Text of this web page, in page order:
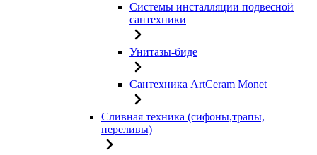
Системы инсталляции подвесной
сантехники
Унитазы-биде
Сантехника ArtCeram Monet
Сливная техника (сифоны,трапы,
переливы)